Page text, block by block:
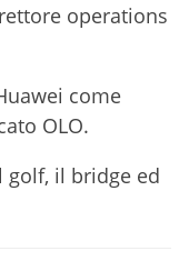
operations
come
OLO.
golf, il bridge ed